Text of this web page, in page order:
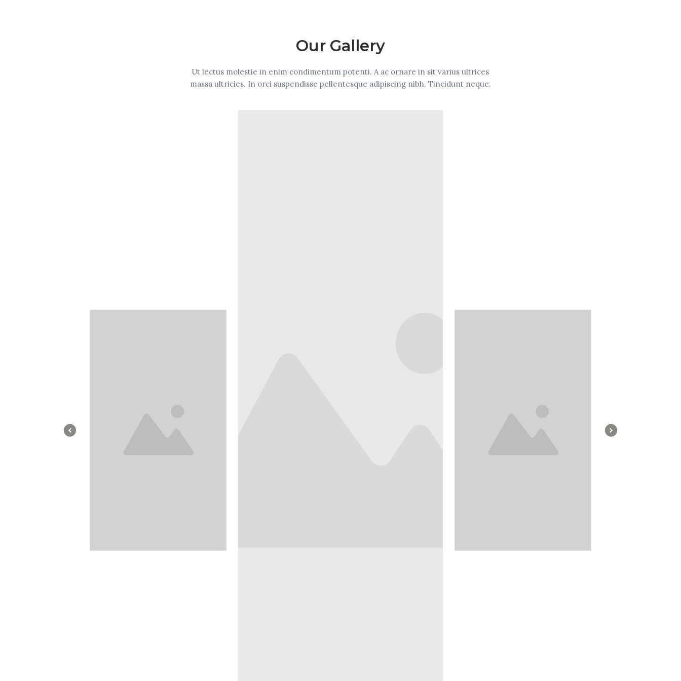
Our Gallery
Ut lectus molestie in enim condimentum potenti. A ac ornare in sit varius ultrices
massa ultricies. In orci suspendisse pellentesque adipiscing nibh. Tincidunt neque.